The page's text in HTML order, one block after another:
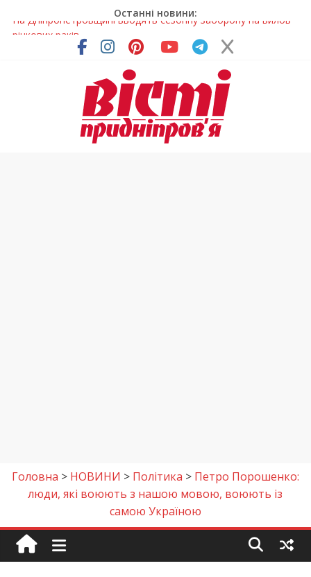
Останні новини:
Петриківський розпис у всій красі: нова виставка відкрилася
на Дніпропетровщині
У Дніпрі на три місяці можуть обмежити рух на Вокзальній
Письменниця з Покрова продовжує підкорювати українські
та міжнародні творчі вершини
У Дніпрі повністю оновили один із найзавантаженіших
трамвайних переїздів
Головна > НОВИНИ > Політика > Петро Порошенко:
люди, які воюють з нашою мовою, воюють із
самою Україною